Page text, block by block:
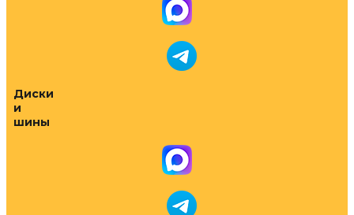
Диски
и
шины